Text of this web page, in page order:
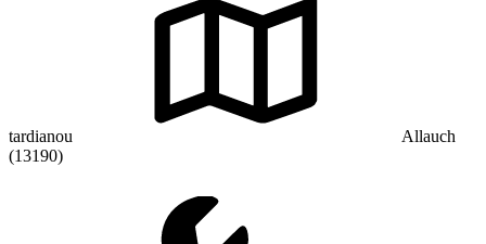
tardianou
Allauch
(13190)